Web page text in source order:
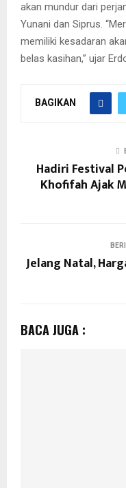
akan mundur dari
Yunani dan Siprus.
memiliki kesadaran
belas kasihan,” ujar
BAGIKAN
Hadiri Festival
Khofifah Ajak
Jelang Natal,
BACA JUGA :